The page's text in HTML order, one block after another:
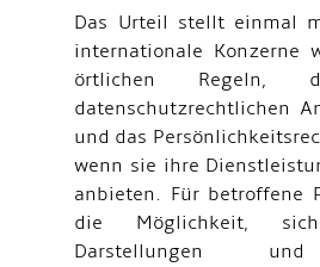
Das Urteil stellt einmal
internationale Konzerne
örtlichen Regeln,
datenschutzrechtlichen
und das
wenn sie ihre
anbieten. Für betroffene
die Möglichkeit,
Darstellungen und